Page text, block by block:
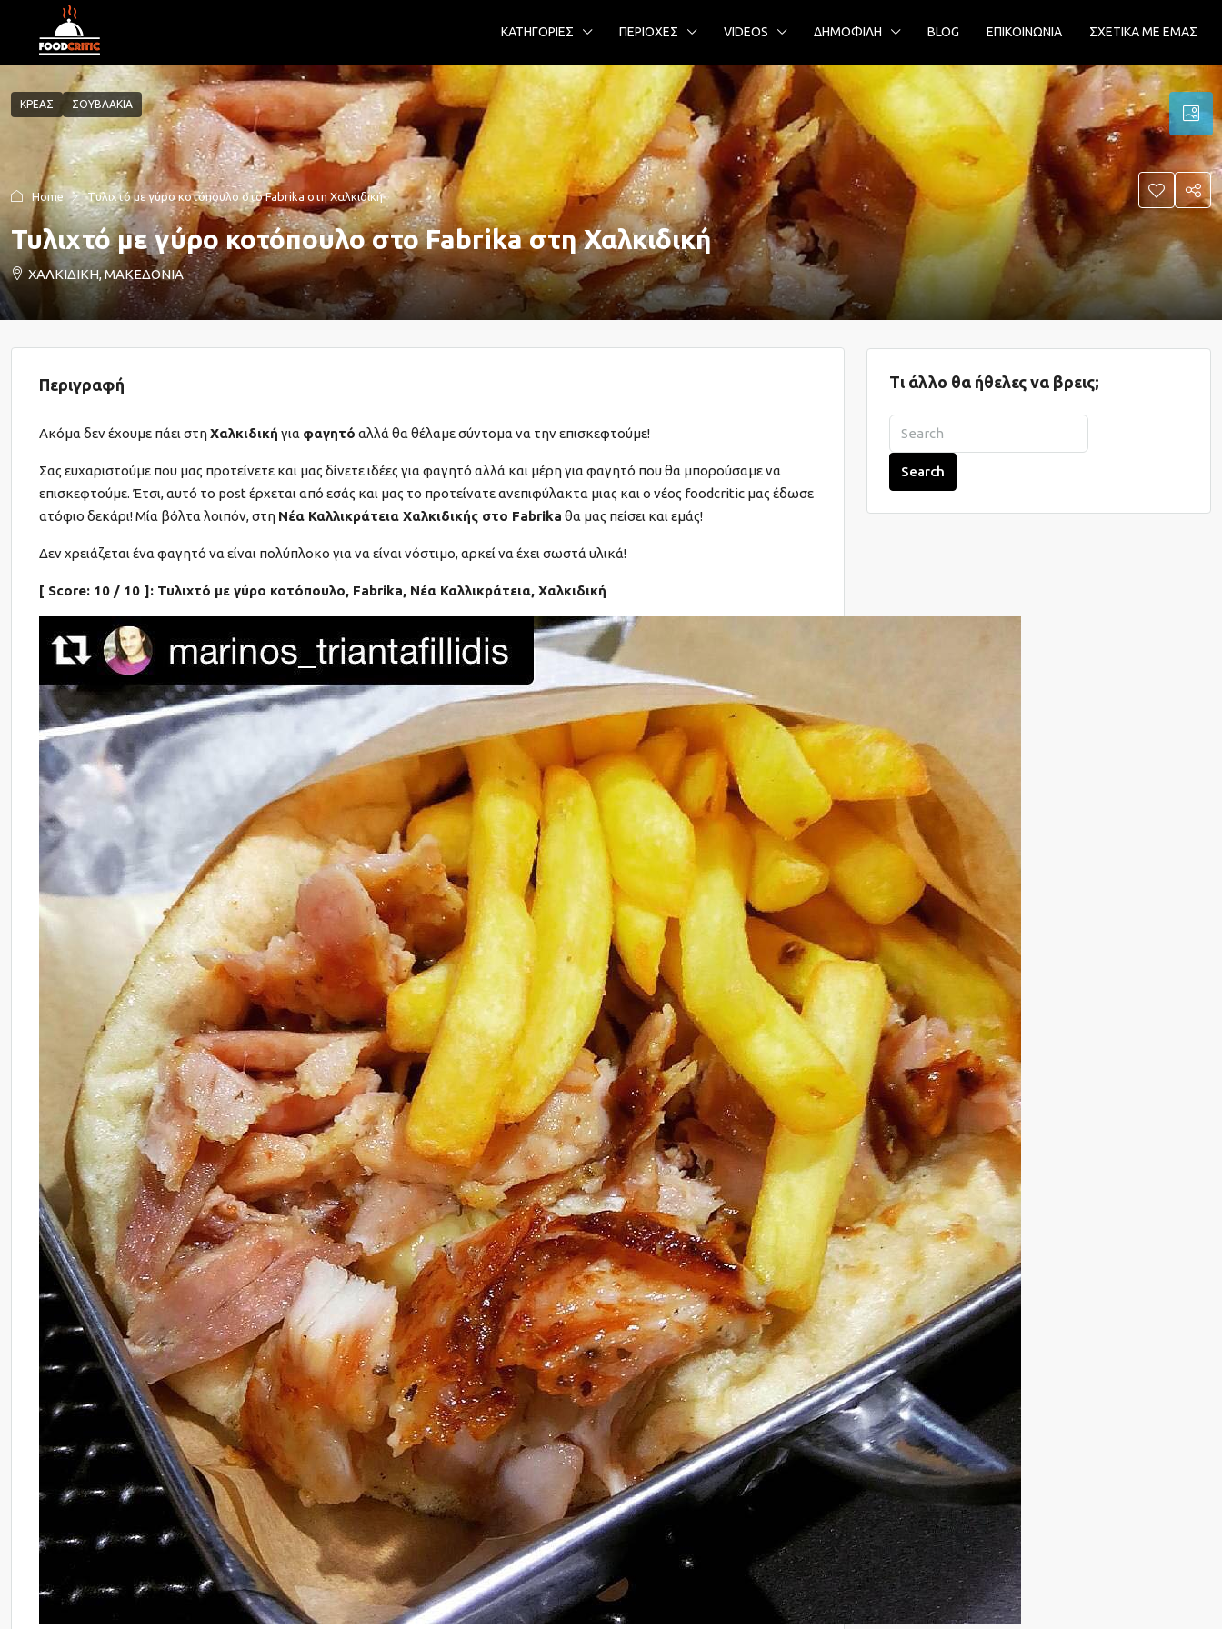
ΚΑΤΗΓΟΡΙΕΣ ΠΕΡΙΟΧΕΣ VIDEOS ΔΗΜΟΦΙΛΗ BLOG ΕΠΙΚΟΙΝΩΝΙΑ ΣΧΕΤΙΚΑ ΜΕ ΕΜΑΣ
ΚΡΕΑΣ ΣΟΥΒΛΑΚΙΑ
Home Τυλιχτό με γύρο κοτόπουλο στο Fabrika στη Χαλκιδική
Τυλιχτό με γύρο κοτόπουλο στο Fabrika στη Χαλκιδική
ΧΑΛΚΙΔΙΚΗ, ΜΑΚΕΔΟΝΙΑ
Περιγραφή
Ακόμα δεν έχουμε πάει στηΧαλκιδική για φαγητό αλλά θα θέλαμε σύντομα να την επισκεφτούμε!
Σας ευχαριστούμε που μας προτείνετε και μας δίνετε ιδέες για φαγητό αλλά και μέρη για φαγητό που θα μπορούσαμε να
επισκεφτούμε. Έτσι, αυτό το post έρχεται από εσάς και μας το προτείνατε ανεπιφύλακτα μιας και ο νέος foodcritic μας έδωσε
ατόφιο δεκάρι! Μία βόλτα λοιπόν, στη Νέα Καλλικράτεια Χαλκιδικής στο Fabrika θα μας πείσει και εμάς!
Δεν χρειάζεται ένα φαγητό να είναι πολύπλοκο για να είναι νόστιμο, αρκεί να έχει σωστά υλικά!
[ Score: 10 / 10 ]: Τυλιχτό με γύρο κοτόπουλο, Fabrika, Νέα Καλλικράτεια, Χαλκιδική
Τι άλλο θα ήθελες να βρεις;
Search